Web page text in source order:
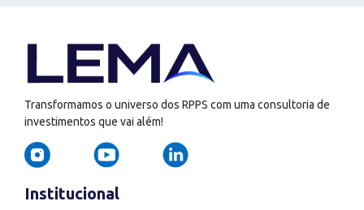
Transformamos o universo dos RPPS com uma consultoria de
investimentos que vai além!
Institucional